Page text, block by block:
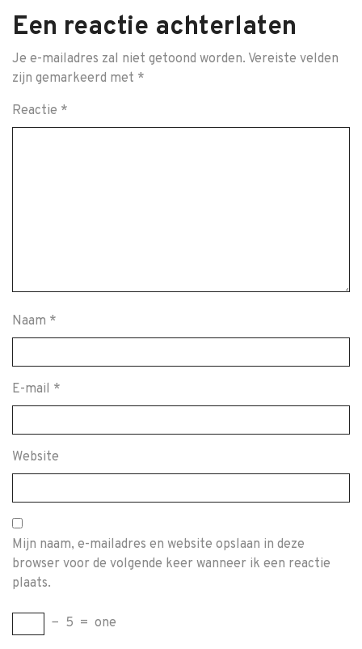
Een reactie achterlaten
Je e-mailadres zal niet getoond worden. Vereiste velden
zijn gemarkeerd met *
Reactie *
Naam *
E-mail *
Website
Mijn naam, e-mailadres en website opslaan in deze
browser voor de volgende keer wanneer ik een reactie
plaats.
− 5 = one